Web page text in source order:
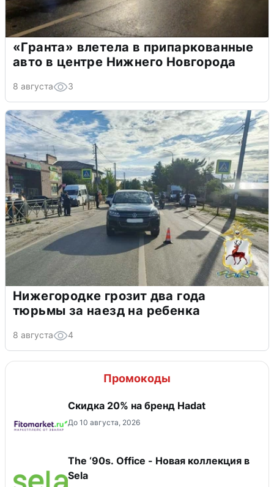
«Гранта» влетела в припаркованные
авто в центре Нижнего Новгорода
8 августа 3
Нижегородке грозит два года
тюрьмы за наезд на ребенка
8 августа 4
Промокоды
Скидка 20% на бренд Hadat
До 10 августа, 2026
The ‘90s. Office - Новая коллекция в
Sela